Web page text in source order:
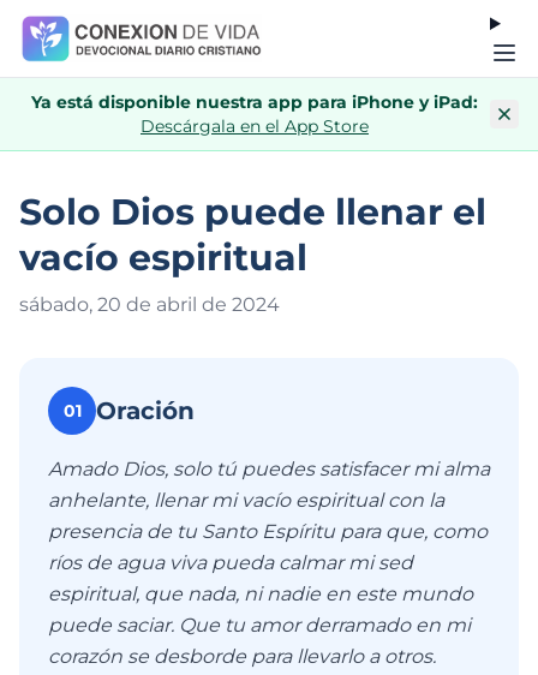
Ya está disponible nuestra app para iPhone y iPad:
Descárgala en el App Store
Solo Dios puede llenar el
vacío espiritual
sábado, 20 de abril de 2024
01 Oración
Amado Dios, solo tú puedes satisfacer mi alma
anhelante, llenar mi vacío espiritual con la
presencia de tu Santo Espíritu para que, como
ríos de agua viva pueda calmar mi sed
espiritual, que nada, ni nadie en este mundo
puede saciar. Que tu amor derramado en mi
corazón se desborde para llevarlo a otros.